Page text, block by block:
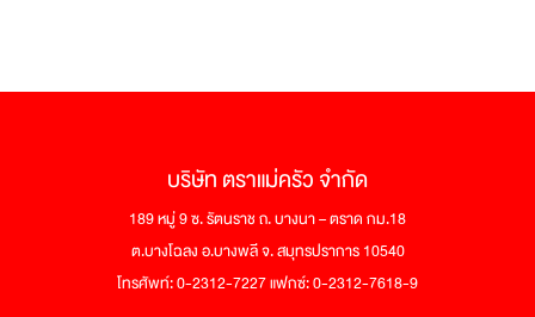
บริษัท ตราแม่ครัว จำกัด
189 หมู่ 9 ซ. รัตนราช ถ. บางนา – ตราด กม.18
ต.บางโฉลง อ.บางพลี จ. สมุทรปราการ 10540
โทรศัพท์: 0-2312-7227 แฟกซ์: 0-2312-7618-9